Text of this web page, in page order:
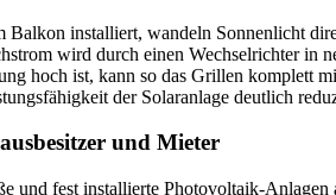
Balkon installiert, wandeln Sonnenlicht
wird durch einen Wechselrichter
hoch ist, kann so das Grillen komplett
der Solaranlage deutlich
und Mieter
und fest installierte Photovoltaik-